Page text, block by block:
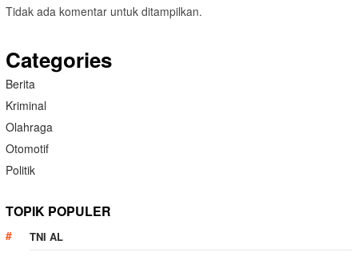
Tidak ada komentar untuk ditampilkan.
Categories
Berita
Kriminal
Olahraga
Otomotif
Politik
TOPIK POPULER
TNI AL